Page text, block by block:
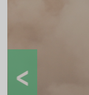
DRM
Diverses